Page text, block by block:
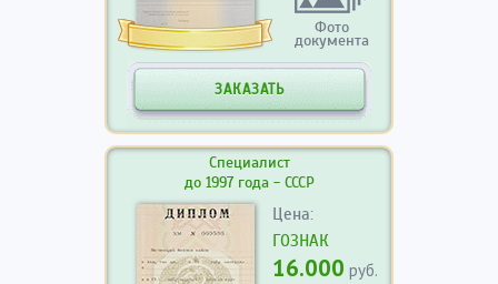
Фото
документа
ЗАКАЗАТЬ
Специалист
до 1997 года - СССР
Цена:
ГОЗНАК
16.000 руб.